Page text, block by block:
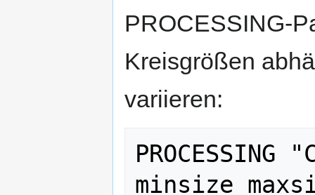
PROCESSING-
Kreisgrößen
variieren:
PROCESSING